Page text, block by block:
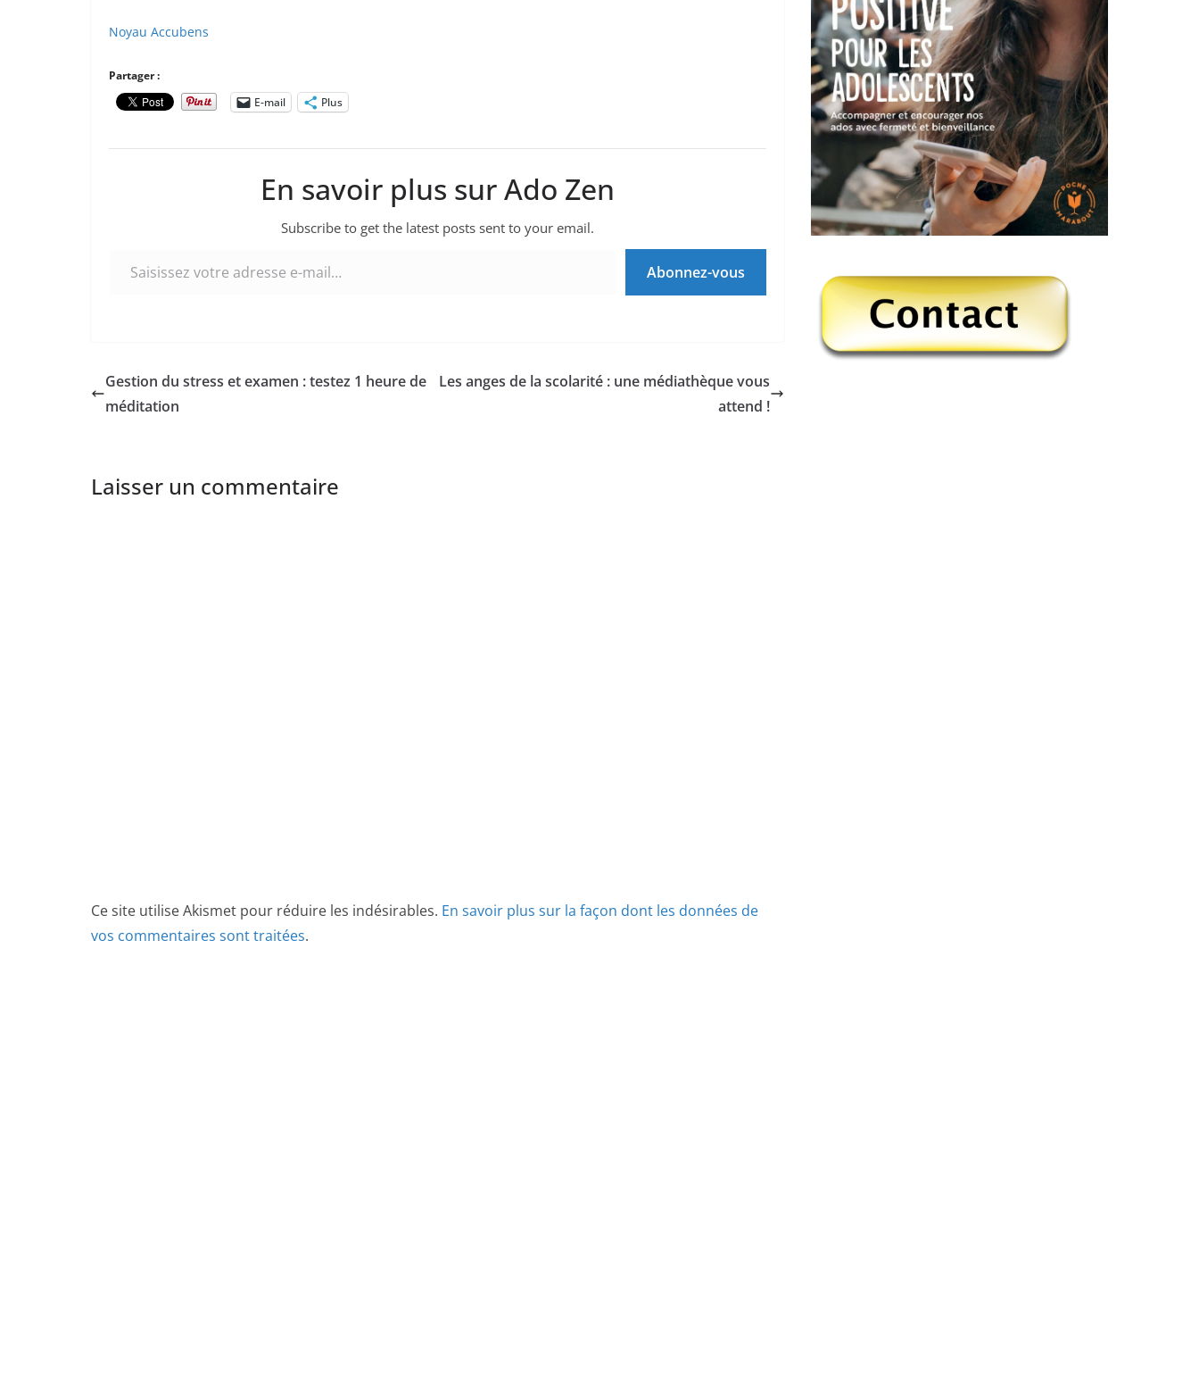
Noyau Accubens
Partager :
E-mail
Plus
En savoir plus sur Ado Zen
Subscribe to get the latest posts sent to your email.
Abonnez-vous
Gestion du stress et examen : testez 1 heure de
méditation
Les anges de la scolarité : une médiathèque vous
attend !
Laisser un commentaire
Ce site utilise Akismet pour réduire les indésirables. En savoir plus sur la façon dont les données de
vos commentaires sont traitées.